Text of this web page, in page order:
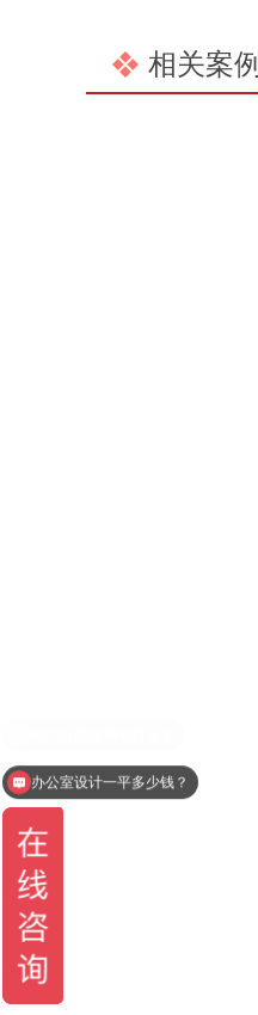
相关案例
办公室设计一平多少钱？